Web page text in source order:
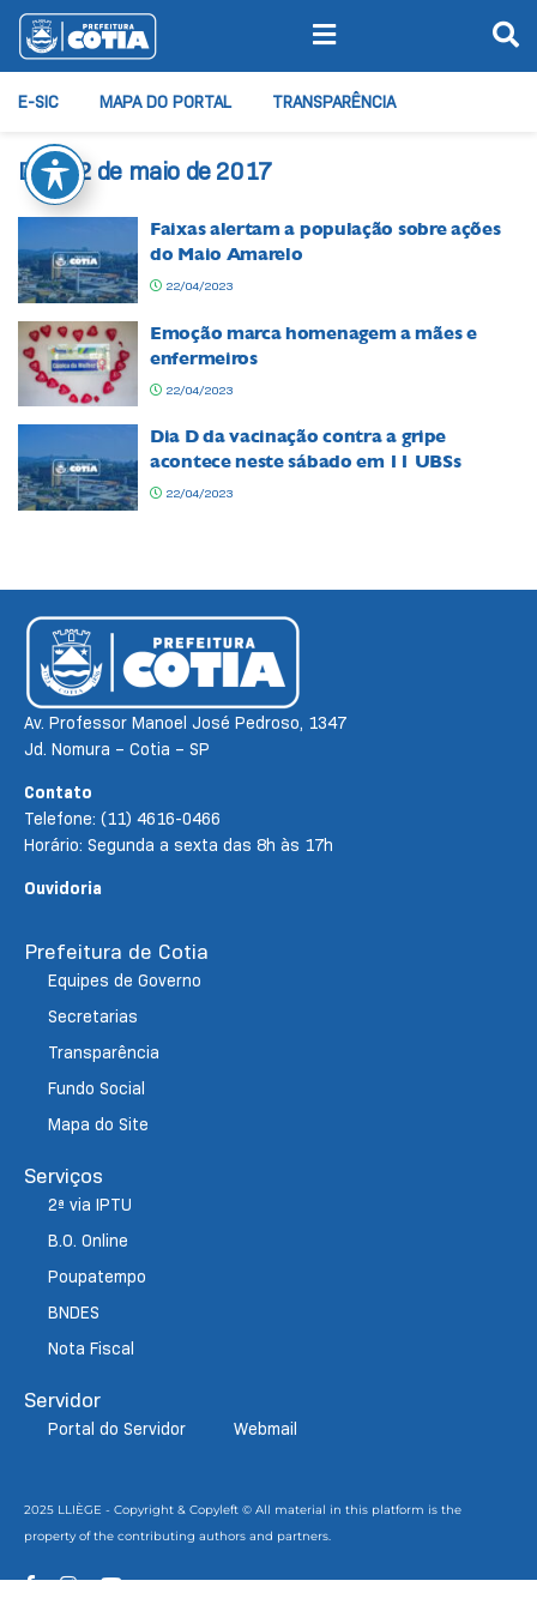
E-SIC MAPA DO PORTAL TRANSPARÊNCIA
Dia:12 de maio de 2017
Faixas alertam a população sobre ações
do Maio Amarelo
22/04/2023
Emoção marca homenagem a mães e
enfermeiros
22/04/2023
Dia D da vacinação contra a gripe
acontece neste sábado em 11 UBSs
22/04/2023
Av. Professor Manoel José Pedroso, 1347
Jd. Nomura – Cotia – SP
Contato
Telefone: (11) 4616-0466
Horário: Segunda a sexta das 8h às 17h
Ouvidoria
Prefeitura de Cotia
Equipes de Governo
Secretarias
Transparência
Fundo Social
Mapa do Site
Serviços
2ª via IPTU
B.O. Online
Poupatempo
BNDES
Nota Fiscal
Servidor
Portal do Servidor Webmail
2025 LLIÈGE - Copyright & Copyleft © All material in this platform is the
property of the contributing authors and partners.